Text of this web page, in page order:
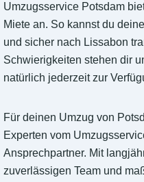
Umzugsservice Potsdam
Miete an. So kannst du
und sicher nach Lissabon
Schwierigkeiten stehen dir
natürlich jederzeit zur
Für deinen Umzug von
Experten vom
Ansprechpartner. Mit
zuverlässigen Team und